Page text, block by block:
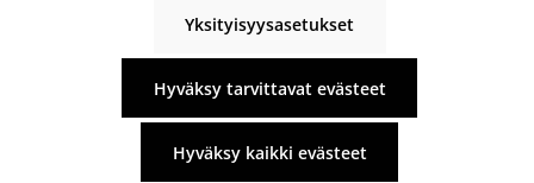
Kaikki hinnat sis. alv plustoimituskulutja mahdolliset toimituskulut, ellei toisin
Yksityisyysasetukset
Hyväksy tarvittavat evästeet
Hyväksy kaikki evästeet